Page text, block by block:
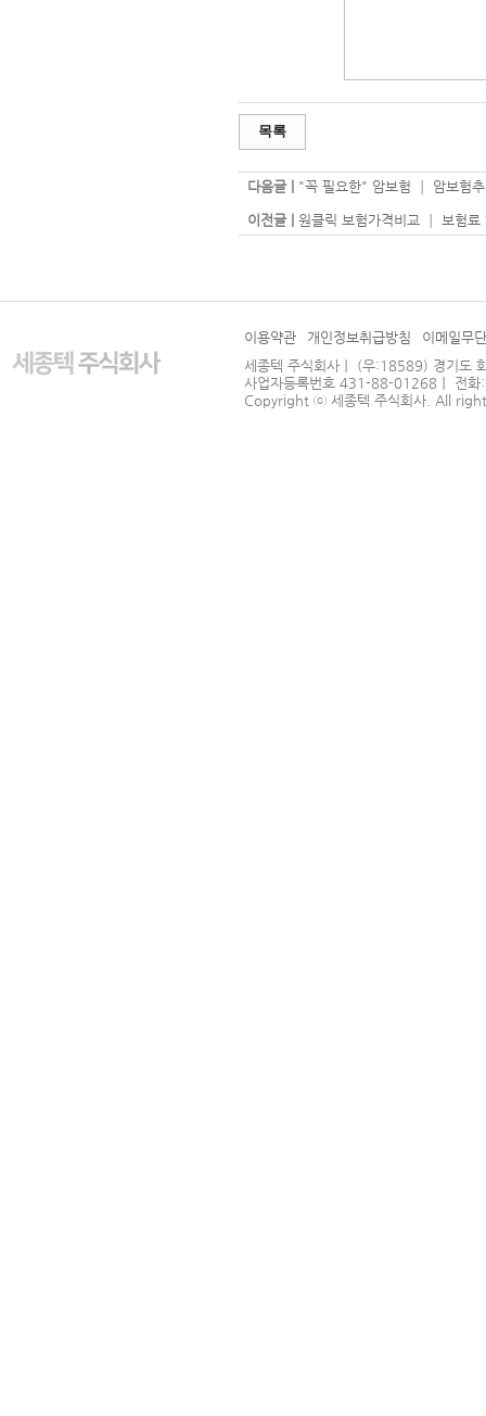
목록
다음글 | "꼭 필요한" 암보험 ┃ 암보험추
이전글 | 원클릭 보험가격비교 ┃ 보험료
이용약관 개인정보취급방침
이메일무
세종텍 주식회사｜ (우:18589) 경기도
사업자등록번호 431-88-01268｜ 전
Copyright ⓒ 세종텍 주식회사 . All